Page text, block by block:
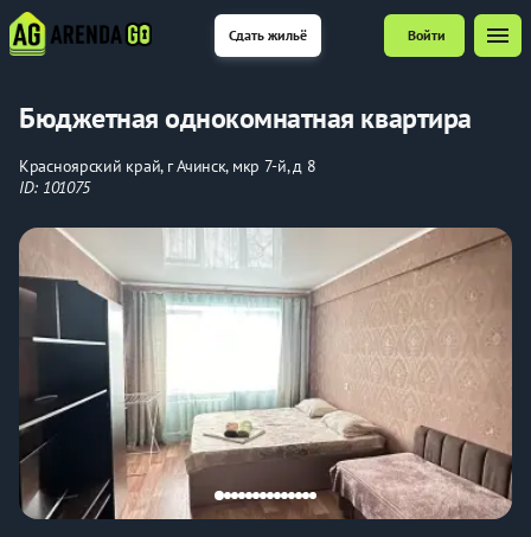
Сдать жильё Войти menu
Бюджетная однокомнатная квартира
Красноярский край, г Ачинск, мкр 7-й, д 8
ID: 101075